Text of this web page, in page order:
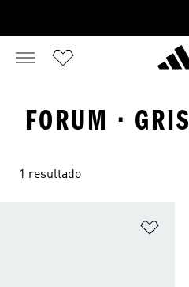
FORUM · GRIS
1 resultado